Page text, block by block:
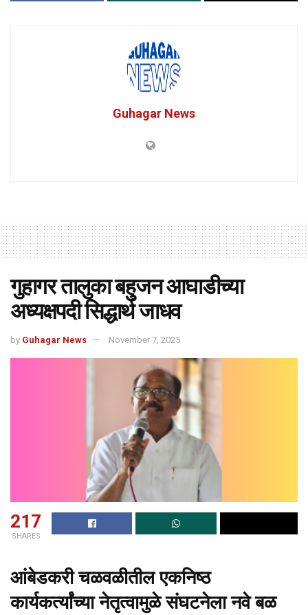
Guhagar News
गुहागर तालुका बहुजन आघाडीच्या
अध्यक्षपदी सिद्धार्थ जाधव
by Guhagar News November 7, 2025
217
SHARES
आंबेडकरी चळवळीतील एकनिष्ठ
कार्यकर्त्यांच्या नेतृत्वामुळे संघटनेला नवे बळ